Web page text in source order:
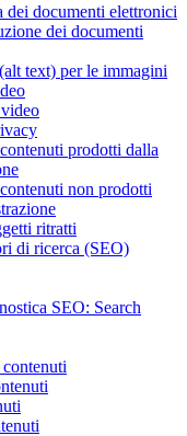
dei documenti elettronici
dei documenti
text) per le immagini
prodotti dalla
non prodotti
ritratti
di ricerca (SEO)
SEO: Search